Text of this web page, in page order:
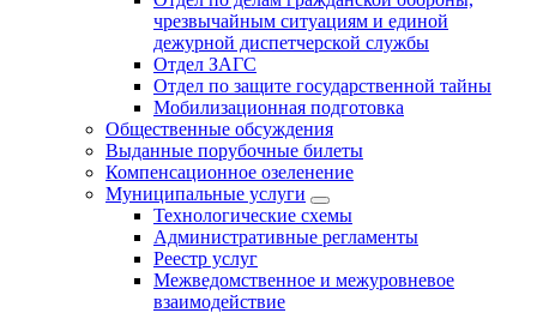
чрезвычайным ситуациям и единой
дежурной диспетчерской службы
Отдел ЗАГС
Отдел по защите государственной тайны
Мобилизационная подготовка
Общественные обсуждения
Выданные порубочные билеты
Компенсационное озеленение
Муниципальные услуги
Технологические схемы
Административные регламенты
Реестр услуг
Межведомственное и межуровневое
взаимодействие